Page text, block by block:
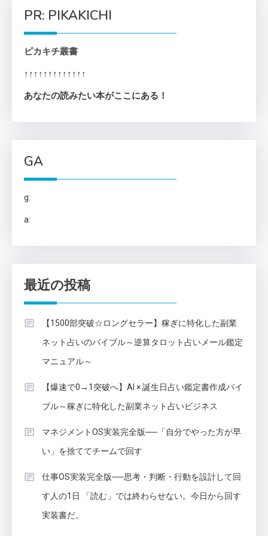
PR: PIKAKICHI
ピカキチ叢書
↑↑↑↑↑↑↑↑↑↑↑↑↑
あなたの読みたい本がここにある！
GA
g:
a:
最近の投稿
【1500部突破☆ロングセラー】稼ぎに特化した副業
ネット占いのバイブル～逆算タロット占いメール鑑定
マニュアル～
【爆速で0→1突破へ】AI × 誕生日占い鑑定書作成バイ
ブル～稼ぎに特化した副業ネット占いビジネス
マネジメントOS実装完全版──「自分でやった方が早
い」を捨ててチームで回す
仕事OS実装完全版──思考・判断・行動を設計して回
す人の1日 「読む」では終わらせない。今日から回す
実装書だ。